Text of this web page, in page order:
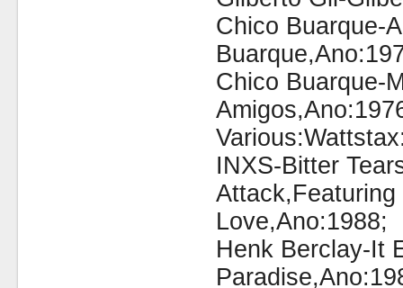
Chico Buarque-
Chico Buarque-
INXS-Bitter
Love,Ano:1988;
Henk Berclay-It